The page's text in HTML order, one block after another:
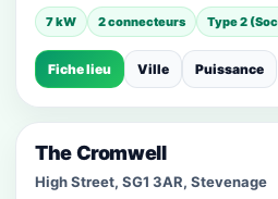
7 kW 2 connecteurs Type 2
Fiche lieu Ville Puissance
The Cromwell
High Street, SG1 3AR, Stevenage